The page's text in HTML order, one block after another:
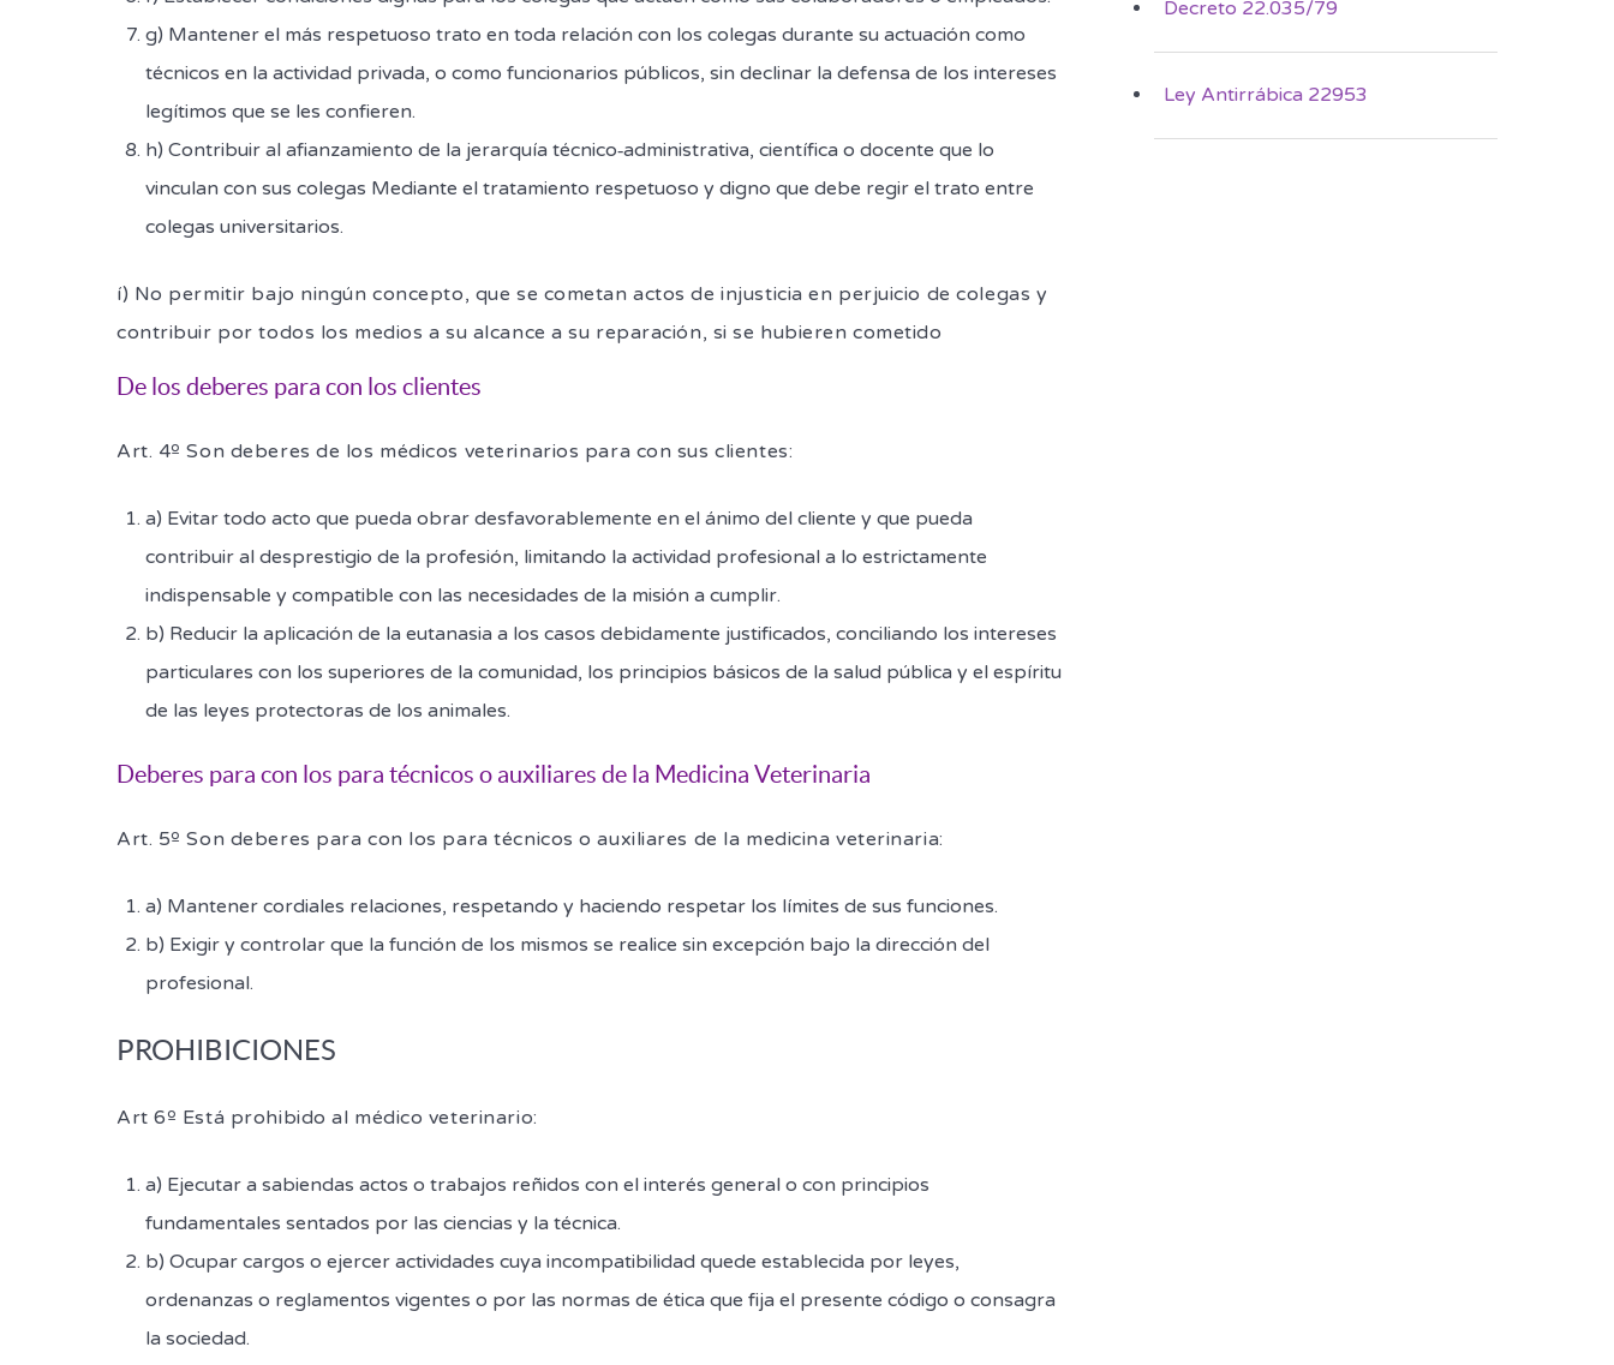
g) Mantener el más respetuoso trato en toda relación con los colegas durante su actuación como
técnicos en la actividad privada, o como funcionarios públicos, sin declinar la defensa de los intereses
legítimos que se les confieren.
h) Contribuir al afianzamiento de la jerarquía técnico‑administrativa, científica o docente que lo
vinculan con sus colegas Mediante el tratamiento respetuoso y digno que debe regir el trato entre
colegas universitarios.
í) No permitir bajo ningún concepto, que se cometan actos de injusticia en perjuicio de colegas y
contribuir por todos los medios a su alcance a su reparación, si se hubieren cometido
De los deberes para con los clientes
Art. 4º Son deberes de los médicos veterinarios para con sus clientes:
a) Evitar todo acto que pueda obrar desfavorablemente en el ánimo del cliente y que pueda
contribuir al desprestigio de la profesión, limitando la actividad profesional a lo estrictamente
indispensable y compatible con las necesidades de la misión a cumplir.
b) Reducir la aplicación de la eutanasia a los casos debidamente justificados, conciliando los intereses
particulares con los superiores de la comunidad, los principios básicos de la salud pública y el espíritu
de las leyes protectoras de los animales.
Deberes para con los para técnicos o auxiliares de la Medicina Veterinaria
Art. 5º Son deberes para con los para técnicos o auxiliares de la medicina veterinaria:
a) Mantener cordiales relaciones, respetando y haciendo respetar los límites de sus funciones.
b) Exigir y controlar que la función de los mismos se realice sin excepción bajo la dirección del
profesional.
PROHIBICIONES
Art 6º Está prohibido al médico veterinario:
a) Ejecutar a sabiendas actos o trabajos reñidos con el interés general o con principios
fundamentales sentados por las ciencias y la técnica.
b) Ocupar cargos o ejercer actividades cuya incompatibilidad quede establecida por leyes,
ordenanzas o reglamentos vigentes o por las normas de ética que fija el presente código o consagra
la sociedad.
Decreto 22.035/79
Ley Antirrábica 22953